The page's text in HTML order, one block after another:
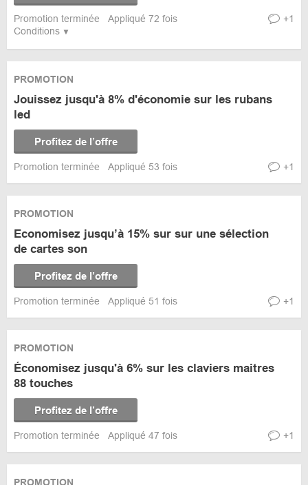
Conditions
Promotion terminée Appliqué 72 fois +1
PROMOTION
Jouissez jusqu'à 8% d'économie sur les rubans
led
Profitez de l’offre
Promotion terminée Appliqué 53 fois +1
PROMOTION
Economisez jusqu’à 15% sur sur une sélection
de cartes son
Profitez de l’offre
Promotion terminée Appliqué 51 fois +1
PROMOTION
Économisez jusqu'à 6% sur les claviers maitres
88 touches
Profitez de l’offre
Promotion terminée Appliqué 47 fois +1
PROMOTION